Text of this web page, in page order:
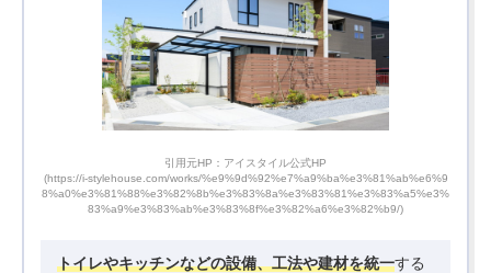
引用元HP：アイスタイル公式HP
(https://i-stylehouse.com/works/%e9%9d%92%e7%a9%ba%e3%81%ab%e6%9
8%a0%e3%81%88%e3%82%8b%e3%83%8a%e3%83%81%e3%83%a5%e3%
83%a9%e3%83%ab%e3%83%8f%e3%82%a6%e3%82%b9/)
トイレやキッチンなどの設備、工法や建材を統一する